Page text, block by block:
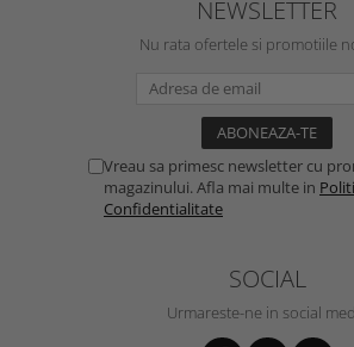
NEWSLETTER
Nu rata ofertele si promotiile
Vreau sa primesc newsletter cu
magazinului. Afla mai multe in
Confidentialitate
SOCIAL
Urmareste-ne in social